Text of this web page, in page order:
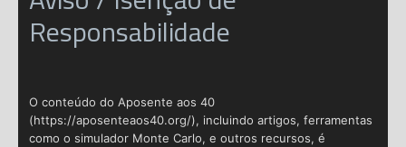
Responsabilidade
O conteúdo do Aposente aos 40
(https://aposenteaos40.org/), incluindo artigos, ferramentas
como o simulador Monte Carlo, e outros recursos, é